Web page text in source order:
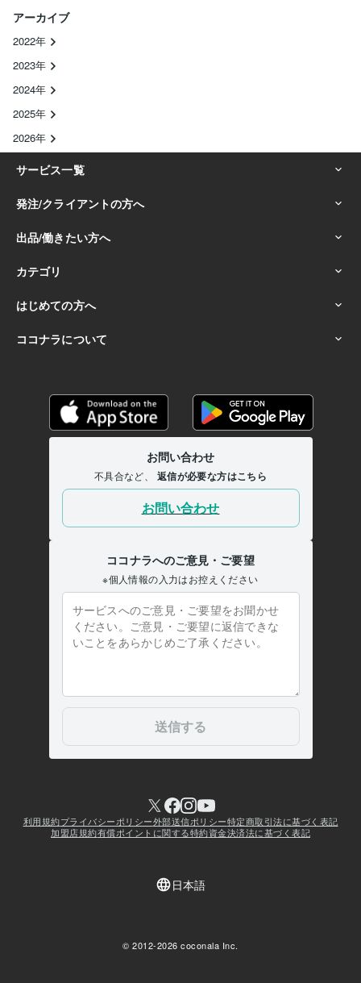
アーカイブ
2022年
2023年
2024年
2025年
2026年